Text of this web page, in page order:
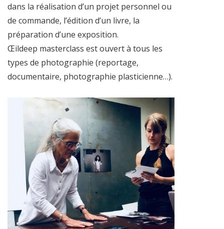
dans la réalisation d’un projet personnel ou
de commande, l’édition d’un livre, la
préparation d’une exposition.
Œildeep masterclass est ouvert à tous les
types de photographie (reportage,
documentaire, photographie plasticienne…).